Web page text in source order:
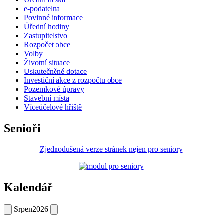
e-podatelna
Povinné informace
Úřední hodiny
Zastupitelstvo
Rozpočet obce
Volby
Životní situace
Uskutečněné dotace
Investiční akce z rozpočtu obce
Pozemkové úpravy
Stavební místa
Víceúčelové hřiště
Senioři
Zjednodušená verze stránek nejen pro seniory
Kalendář
Srpen2026